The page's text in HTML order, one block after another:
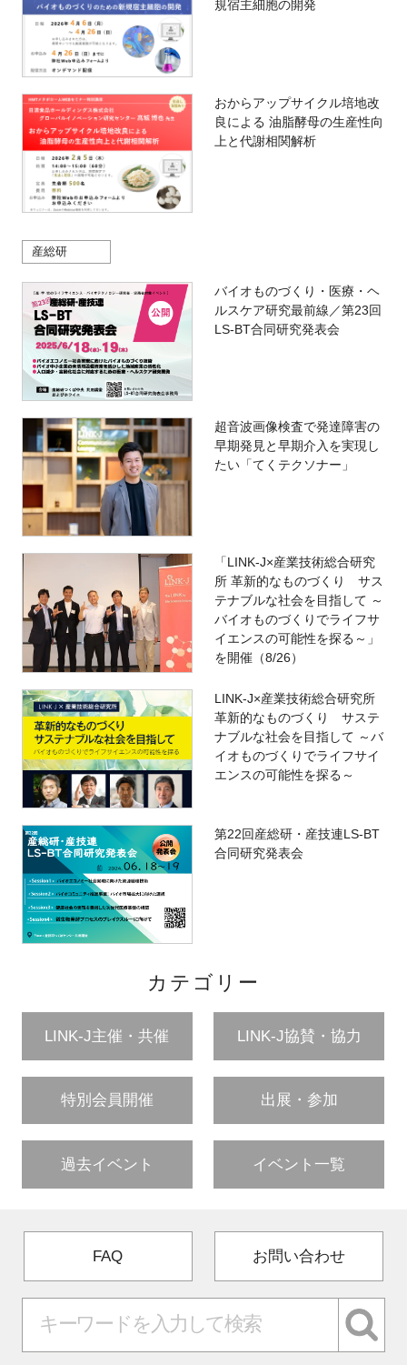
規宿主細胞の開発
おからアップサイクル培地改
良による 油脂酵母の生産性向
上と代謝相関解析
産総研
バイオものづくり・医療・ヘ
ルスケア研究最前線／第23回
LS-BT合同研究発表会
超音波画像検査で発達障害の
早期発見と早期介入を実現し
たい「てくテクソナー」
「LINK-J×産業技術総合研究
所 革新的なものづくり サス
テナブルな社会を目指して ～
バイオものづくりでライフサ
イエンスの可能性を探る～」
を開催（8/26）
LINK-J×産業技術総合研究所
革新的なものづくり サステ
ナブルな社会を目指して ～バ
イオものづくりでライフサイ
エンスの可能性を探る～
第22回産総研・産技連LS-BT
合同研究発表会
カテゴリー
LINK-J主催・共催 LINK-J協賛・協力
特別会員開催 出展・参加
過去イベント イベント一覧
FAQ お問い合わせ